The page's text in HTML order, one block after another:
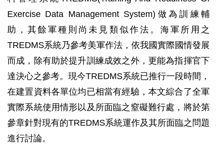
Exercise Data Management System)做為訓練輔
助，其餘軍種則尚未見類似作法。海軍所用之
TREDMS系統乃參考美軍作法，依我國實際國情發展
而成，除有助於提升訓練成效之外，更能為指揮官下
達決心之參考。現今TREDMS系統已推行一段時間，
在建置資料各單位均已相當有經驗，本文綜合了全軍
實際系統使用情形以及所面臨之窒礙難行處，將於第
參章針對現有的TREDMS系統運作及其所面臨之問題
進行討論。